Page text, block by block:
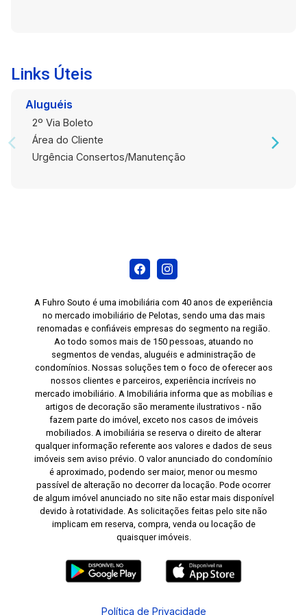
Links Úteis
Aluguéis
2º Via Boleto
Área do Cliente
Urgência Consertos/Manutenção
A Fuhro Souto é uma imobiliária com 40 anos de experiência
no mercado imobiliário de Pelotas, sendo uma das mais
renomadas e confiáveis empresas do segmento na região.
Ao todo somos mais de 150 pessoas, atuando no
segmentos de vendas, aluguéis e administração de
condomínios. Nossas soluções tem o foco de oferecer aos
nossos clientes e parceiros, experiência incríveis no
mercado imobiliário. A Imobiliária informa que as mobílias e
artigos de decoração são meramente ilustrativos - não
fazem parte do imóvel, exceto nos casos de imóveis
mobiliados. A imobiliária se reserva o direito de alterar
qualquer informação referente aos valores e dados de seus
imóveis sem aviso prévio. O valor anunciado do condomínio
é aproximado, podendo ser maior, menor ou mesmo
passível de alteração no decorrer da locação. Pode ocorrer
de algum imóvel anunciado no site não estar mais disponível
devido à rotatividade. As solicitações feitas pelo site não
implicam em reserva, compra, venda ou locação de
quaisquer imóveis.
Política de Privacidade